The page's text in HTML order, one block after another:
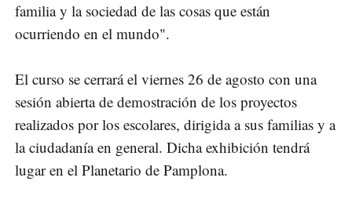
familia y la sociedad de las cosas que están
ocurriendo en el mundo".
El curso se cerrará el viernes 26 de agosto con una
sesión abierta de demostración de los proyectos
realizados por los escolares, dirigida a sus familias y a
la ciudadanía en general. Dicha exhibición tendrá
lugar en el Planetario de Pamplona.